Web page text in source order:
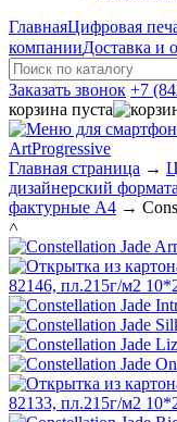
ГлавнаяЦифровая
компанииДоставка и
Заказать звонок +7
корзина пуста
ArtProgressive
Главная страница →
дизайнерский
фактурные А4 →
˄